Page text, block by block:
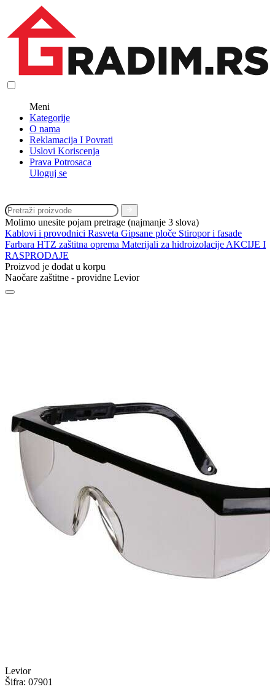
Meni
Kategorije
O nama
Reklamacija I Povrati
Uslovi Koriscenja
Prava Potrosaca
Uloguj se
Molimo unesite pojam pretrage (najmanje 3 slova)
Kablovi i provodnici Rasveta Gipsane ploče Stiropor i fasade
Farbara HTZ zaštitna oprema Materijali za hidroizolacije AKCIJE I
RASPRODAJE
Proizvod je dodat u korpu
Naočare zaštitne - providne Levior
Levior
Šifra: 07901